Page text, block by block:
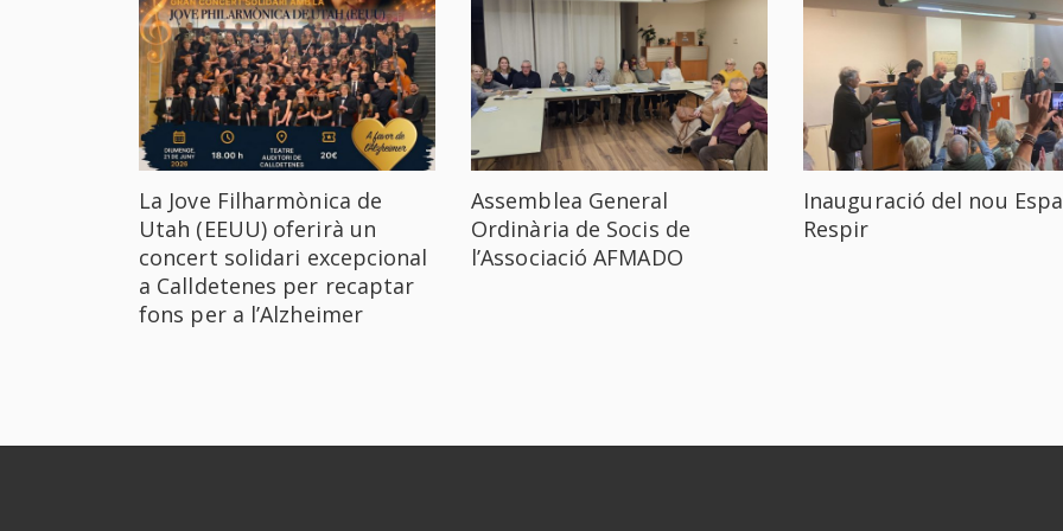
La Jove Filharmònica de
Utah (EEUU) oferirà un
concert solidari excepcional
a Calldetenes per recaptar
fons per a l’Alzheimer
Assemblea General
Ordinària de Socis de
l’Associació AFMADO
Inauguració del nou
Respir